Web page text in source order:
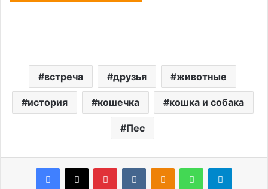
встреча друзья животные
история кошечка кошка и собака
Пес